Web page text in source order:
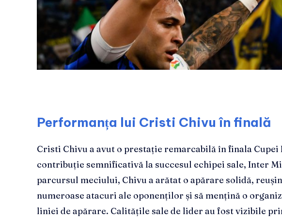
Performanța lui Cristi Chivu în finală
Cristi Chivu a avut o prestație remarcabilă în finala Cupei
contribuție semnificativă la succesul echipei sale, Inter
parcursul meciului, Chivu a arătat o apărare solidă,
numeroase atacuri ale oponenților și să mențină o
liniei de apărare. Calitățile sale de lider au fost vizibile